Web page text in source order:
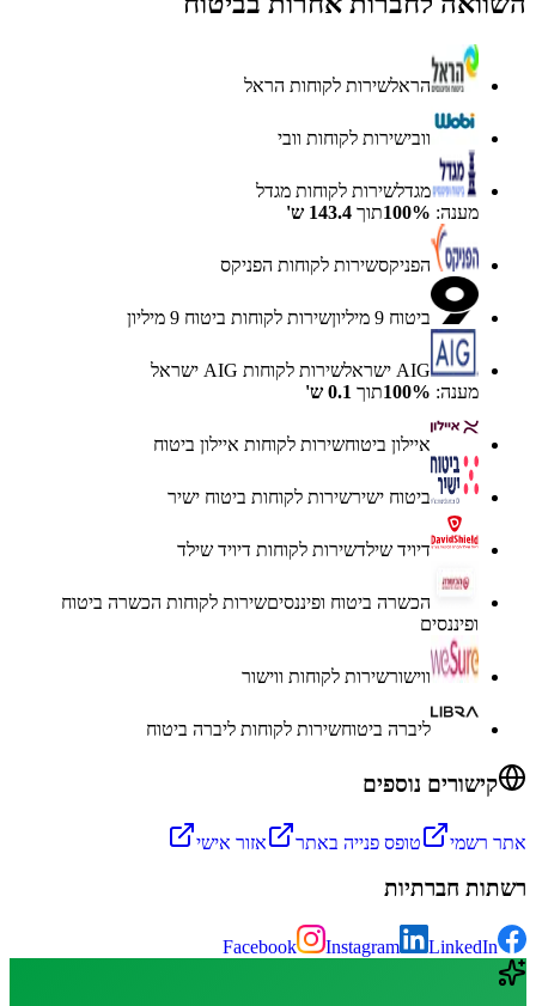
הראלשירות לקוחות הראל
וובישירות לקוחות וובי
מגדלשירות לקוחות מגדל
מענה:
100% תוך 143.4 ש'
הפניקסשירות לקוחות הפניקס
ביטוח 9 מיליון שירות לקוחות ביטוח 9 מיליון
AIG ישראל שירות לקוחות AIG ישראל
מענה:
100% תוך 0.1 ש'
איילון ביטוחשירות לקוחות איילון ביטוח
ביטוח ישירשירות לקוחות ביטוח ישיר
דיויד שילדשירות לקוחות דיויד שילד
הכשרה ביטוח ופיננסיםשירות לקוחות הכשרה ביטוח
ופיננסים
ווישורשירות לקוחות ווישור
ליברה ביטוחשירות לקוחות ליברה ביטוח
קישורים נוספים
אתר רשמי טופס פנייה באתר אזור אישי
רשתות חברתיות
Facebook Instagram LinkedIn